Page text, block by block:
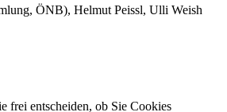
ÖNB), Helmut Peissl, Ulli Weish
frei entscheiden, ob Sie Cookies